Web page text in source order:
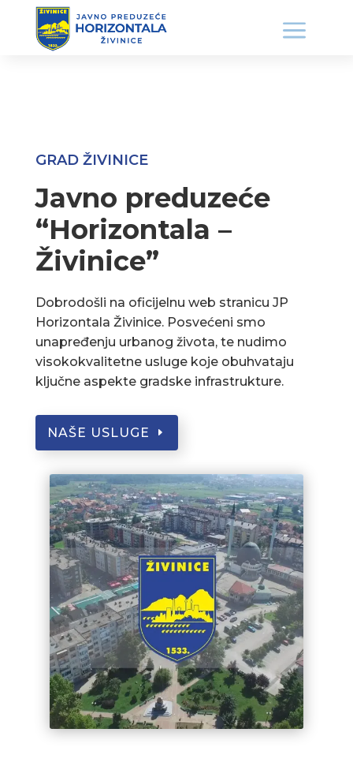
GRAD ŽIVINICE
Javno preduzeće
“Horizontala –
Živinice”
Dobrodošli na oficijelnu web stranicu JP
Horizontala Živinice. Posvećeni smo
unapređenju urbanog života, te nudimo
visokokvalitetne usluge koje obuhvataju
ključne aspekte gradske infrastrukture.
NAŠE USLUGE